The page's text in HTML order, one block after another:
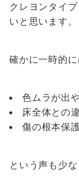
クレヨンタイ
いと思います。
確かに一時的に
色ムラが出
床全体との
傷の根本保
という声も少な